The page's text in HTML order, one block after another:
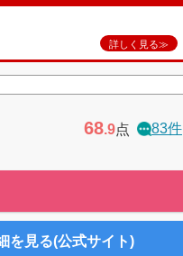
詳しく見る≫
68.9点 83件
を見る(公式サイト)